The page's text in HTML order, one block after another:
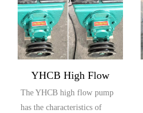
YHCB High Flow
Explosion proof Pump
The YHCB high flow pump
has the characteristics of